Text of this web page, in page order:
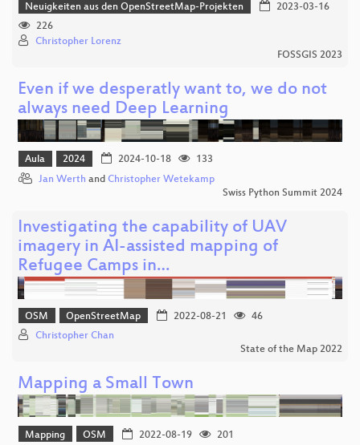
Neuigkeiten aus den OpenStreetMap-Projekten
2023-03-16
226
Christopher Lorenz
FOSSGIS 2023
Even if we desperatly want to, we do not
always need Deep Learning
Aula 2024 2024-10-18
133
Jan Werth and Christopher Wetekamp
Swiss Python Summit 2024
Investigating the capability of UAV
imagery in AI-assisted mapping of
Refugee Camps in…
OSM OpenStreetMap 2022-08-21
46
Christopher Chan
State of the Map 2022
Mapping a Small Town
Mapping OSM 2022-08-19
201